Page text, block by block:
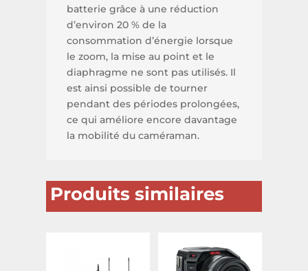
batterie grâce à une réduction
d’environ 20 % de la
consommation d’énergie lorsque
le zoom, la mise au point et le
diaphragme ne sont pas utilisés. Il
est ainsi possible de tourner
pendant des périodes prolongées,
ce qui améliore encore davantage
la mobilité du caméraman.
Produits similaires